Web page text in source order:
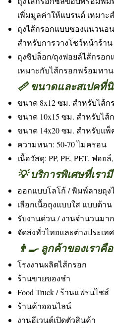
เพิ่มมูลค่าให้แบรนด์ เหมาะ
ถุงไส้กรอกแบบซองแนวนอ
สำหรับการวางโชว์หน้าร้า
ถุงซิปล็อก/ถุงฟอยล์ไส้กรอก
เหมาะกับไส้กรอกพร้อมทา
📏 ขนาดและสเปคที่
ขนาด 8x12 ซม. สำหรับไส้ก
ขนาด 10x15 ซม. สำหรับไส้
ขนาด 14x20 ซม. สำหรับแ
ความหนา: 50-70 ไมครอน
เนื้อวัสดุ: PP, PE, PET, ฟอย
💡 บริการพิเศษที่เรามี
ออกแบบโลโก้ / พิมพ์ลายถุง
เลือกเนื้อถุงแบบใส แบบด้า
รับงานด่วน / งานจำนวนมาก
จัดส่งทั่วไทยและต่างประเทศ
👨‍🍳 ลูกค้าของเราคื
โรงงานผลิตไส้กรอก
ร้านขายของชำ
Food Truck / ร้านแฟรนไชส์
ร้านค้าออนไลน์
งานอีเวนต์เปิดตัวสินค้า